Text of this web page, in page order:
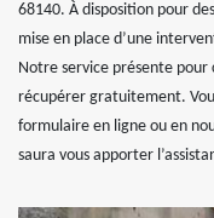
68140. À disposition pour
mise en place d’une
Notre service présente pour
récupérer gratuitement.
formulaire en ligne ou en
saura vous apporter